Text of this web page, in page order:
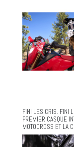
FINI LES CRIS. FINI
PREMIER CASQUE
MOTOCROSS ET LA